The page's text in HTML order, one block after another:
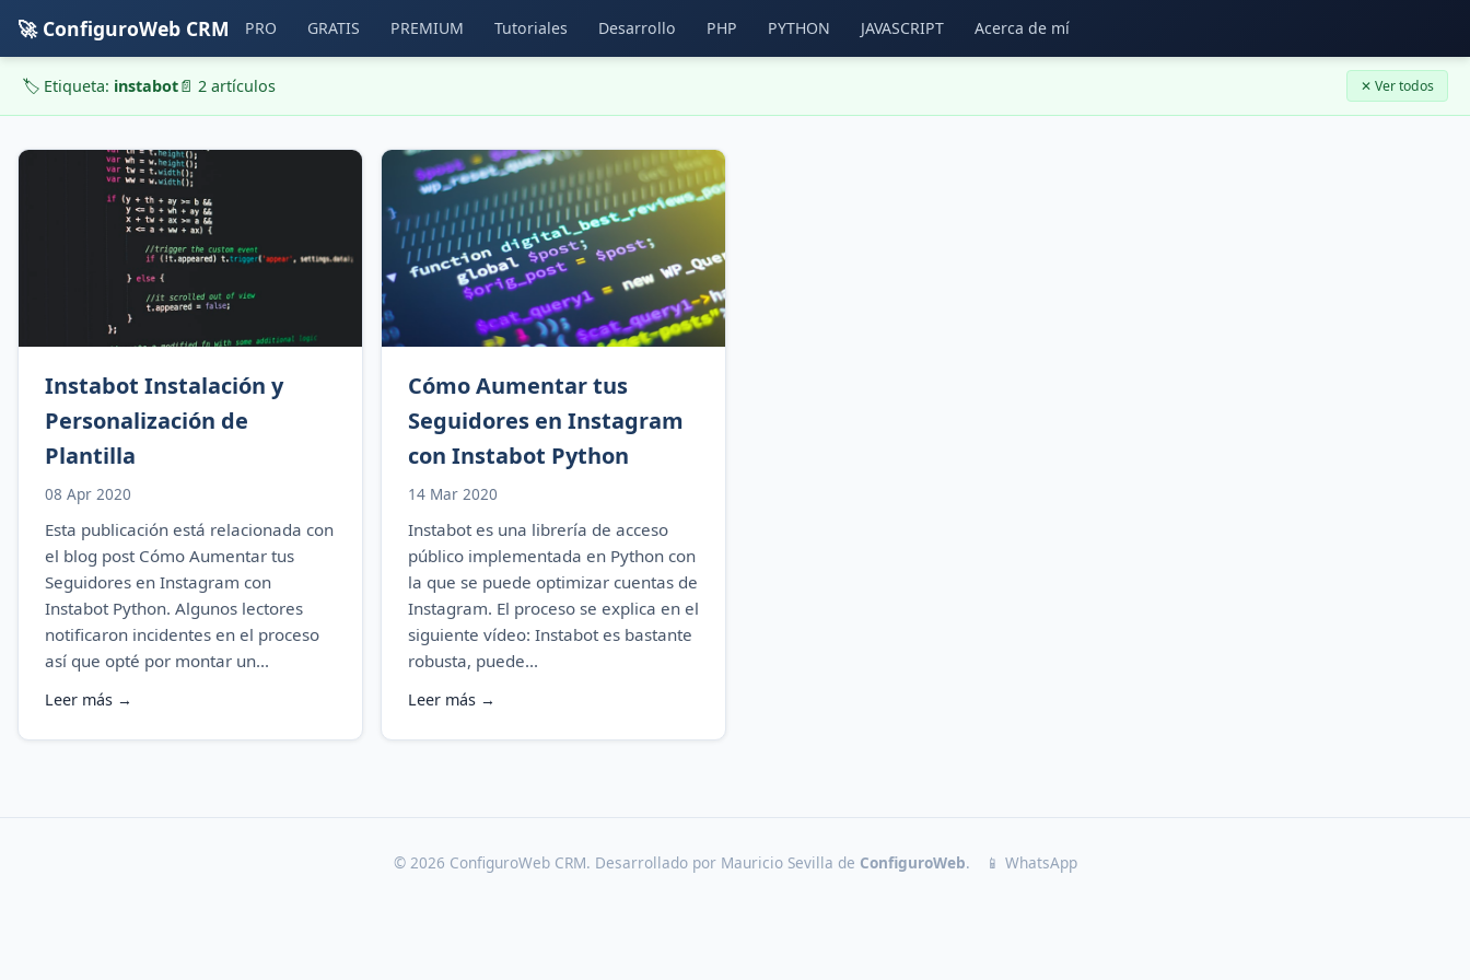
🚀 ConfiguroWeb CRM PRO GRATIS PREMIUM Tutoriales Desarrollo PHP PYTHON JAVASCRIPT Acerca de mí
🏷️ Etiqueta: instabot📄 2 artículos ✕ Ver todos
Instabot Instalación y
Personalización de
Plantilla
08 Apr 2020
Esta publicación está relacionada con
el blog post Cómo Aumentar tus
Seguidores en Instagram con
Instabot Python. Algunos lectores
notificaron incidentes en el proceso
así que opté por montar un...
Leer más →
Cómo Aumentar tus
Seguidores en Instagram
con Instabot Python
14 Mar 2020
Instabot es una librería de acceso
público implementada en Python con
la que se puede optimizar cuentas de
Instagram. El proceso se explica en el
siguiente vídeo: Instabot es bastante
robusta, puede...
Leer más →
© 2026 ConfiguroWeb CRM. Desarrollado por Mauricio Sevilla de ConfiguroWeb. 📱 WhatsApp